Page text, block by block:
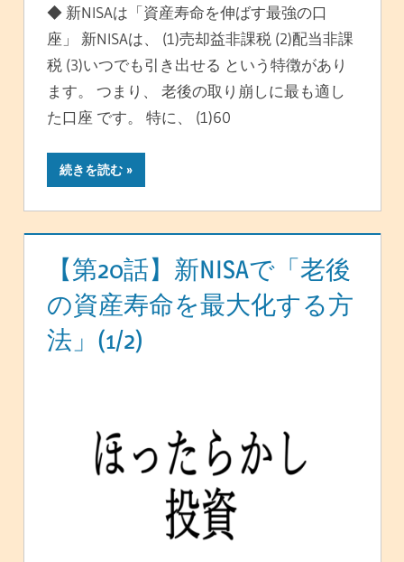
◆ 新NISAは「資産寿命を伸ばす最強の口
座」 新NISAは、 (1)売却益非課税 (2)配当非課
税 (3)いつでも引き出せる という特徴があり
ます。 つまり、 老後の取り崩しに最も適し
た口座 です。 特に、 (1)60
続きを読む
【第20話】新NISAで「老後
の資産寿命を最大化する方
法」(1/2)